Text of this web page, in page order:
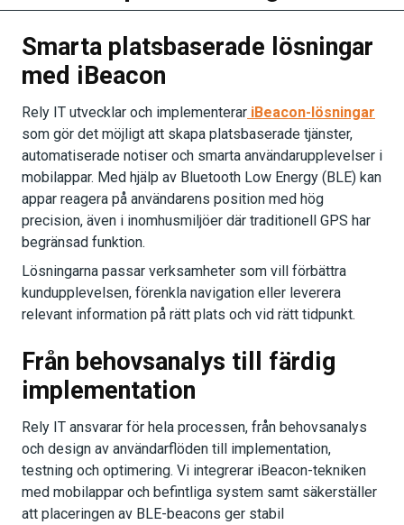
Smarta platsbaserade lösningar
med iBeacon
Rely IT utvecklar och implementerar iBeacon-lösningar
som gör det möjligt att skapa platsbaserade tjänster,
automatiserade notiser och smarta användarupplevelser i
mobilappar. Med hjälp av Bluetooth Low Energy (BLE) kan
appar reagera på användarens position med hög
precision, även i inomhusmiljöer där traditionell GPS har
begränsad funktion.
Lösningarna passar verksamheter som vill förbättra
kundupplevelsen, förenkla navigation eller leverera
relevant information på rätt plats och vid rätt tidpunkt.
Från behovsanalys till färdig
implementation
Rely IT ansvarar för hela processen, från behovsanalys
och design av användarflöden till implementation,
testning och optimering. Vi integrerar iBeacon-tekniken
med mobilappar och befintliga system samt säkerställer
att placeringen av BLE-beacons ger stabil